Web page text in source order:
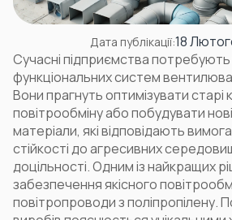
Дата публікації:18
Сучасні підприємства потребують
функціональних систем
Вони прагнуть оптимізувати старі
повітрообміну або побудувати
матеріали, які відповідають
стійкості до агресивних
доцільності. Одним із найкращих
забезпечення якісного
повітропроводи з поліпропілену.